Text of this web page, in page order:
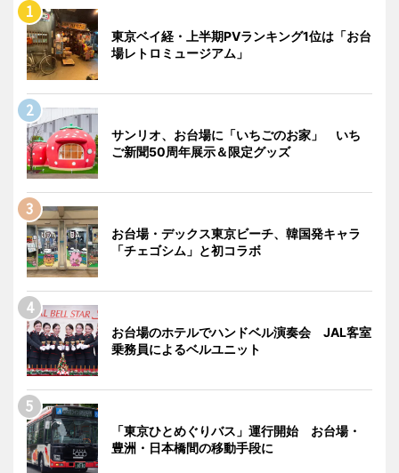
東京ベイ経・上半期PVランキング1位は「お台
場レトロミュージアム」
サンリオ、お台場に「いちごのお家」 いち
ご新聞50周年展示＆限定グッズ
お台場・デックス東京ビーチ、韓国発キャラ
「チェゴシム」と初コラボ
お台場のホテルでハンドベル演奏会 JAL客室
乗務員によるベルユニット
「東京ひとめぐりバス」運行開始 お台場・
豊洲・日本橋間の移動手段に